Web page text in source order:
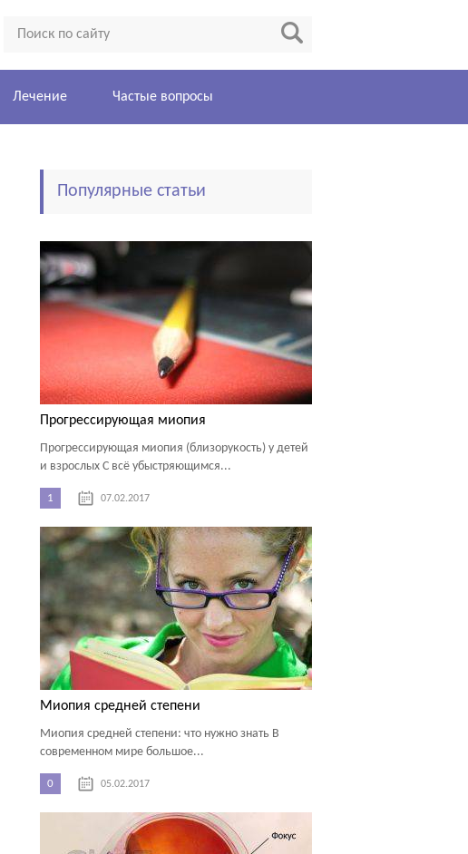
Лечение Частые вопросы
Популярные статьи
Прогрессирующая миопия
Прогрессирующая миопия (близорукость) у детей
и взрослых С всё убыстряющимся...
1 07.02.2017
Миопия средней степени
Миопия средней степени: что нужно знать В
современном мире большое...
0 05.02.2017